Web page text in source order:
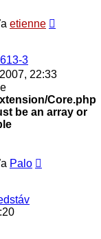
etienne
3
22:33
Core.php
be an array or
Palo